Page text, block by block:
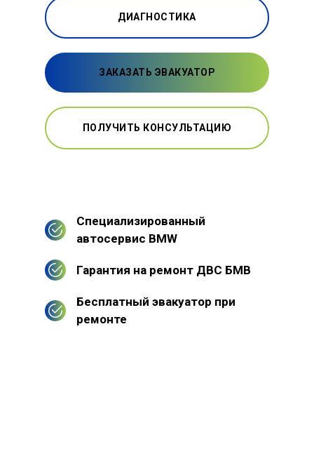
ДИАГНОСТИКА
ЗАКАЗАТЬ ЭВАКУАТОР
ПОЛУЧИТЬ КОНСУЛЬТАЦИЮ
Специализированный
автосервис BMW
Гарантия на ремонт ДВС БМВ
Бесплатный эвакуатор при
ремонте